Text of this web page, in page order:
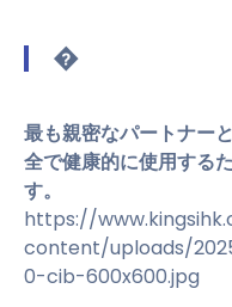
�
最も親密なパートナー
全で健康的に使用する
す。
https://
content/uploads/
0-cib-600x600.jpg